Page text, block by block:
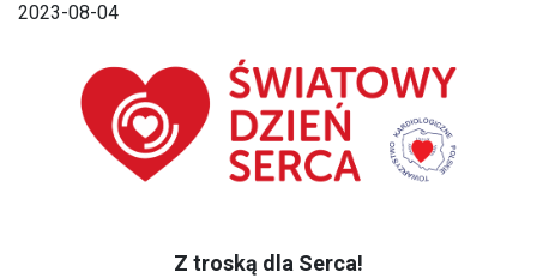
2023-08-04
Z troską dla Serca!